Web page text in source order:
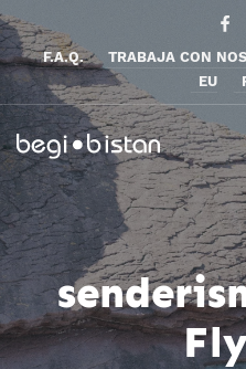
F.A.Q. TRABAJA CON
EU